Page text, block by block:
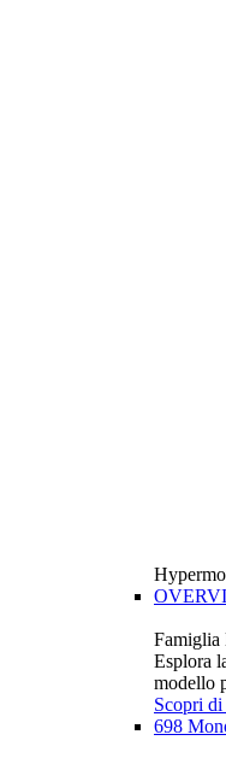
Famiglia
Esplora
modello
Scopri di
698